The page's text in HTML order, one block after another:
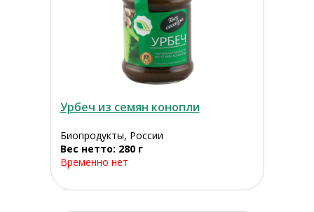
Урбеч из семян конопли
Биопродукты, России
Вес нетто: 280 г
Временно нет